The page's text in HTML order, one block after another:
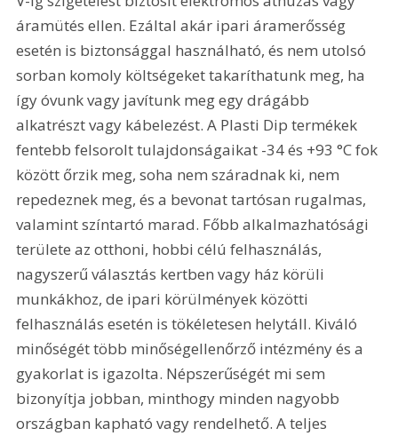
áramütés ellen. Ezáltal akár ipari áramerősség
esetén is biztonsággal használható, és nem utolsó
sorban komoly költségeket takaríthatunk meg, ha
így óvunk vagy javítunk meg egy drágább
alkatrészt vagy kábelezést. A Plasti Dip termékek
fentebb felsorolt tulajdonságaikat -34 és +93 °C fok
között őrzik meg, soha nem száradnak ki, nem
repedeznek meg, és a bevonat tartósan rugalmas,
valamint színtartó marad. Főbb alkalmazhatósági
területe az otthoni, hobbi célú felhasználás,
nagyszerű választás kertben vagy ház körüli
munkákhoz, de ipari körülmények közötti
felhasználás esetén is tökéletesen helytáll. Kiváló
minőségét több minőségellenőrző intézmény és a
gyakorlat is igazolta. Népszerűségét mi sem
bizonyítja jobban, minthogy minden nagyobb
országban kapható vagy rendelhető. A teljes